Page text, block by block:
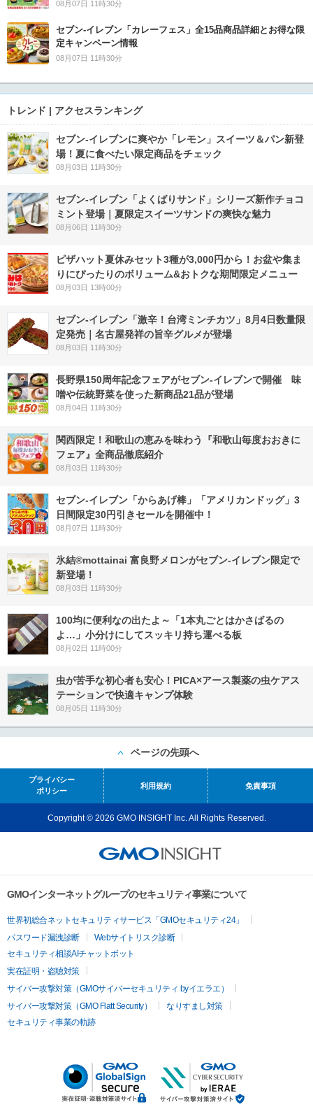
08月07日 11時30分
セブン‐イレブン「カレーフェス」全15品商品詳細とお得な限
定キャンペーン情報
08月07日 11時30分
トレンド | アクセスランキング
セブン‐イレブンに爽やか「レモン」スイーツ＆パン新登
場！夏に食べたい限定商品をチェック
08月03日 11時30分
セブン‐イレブン「よくばりサンド」シリーズ新作チョコ
ミント登場｜夏限定スイーツサンドの爽快な魅力
08月06日 11時30分
ピザハット夏休みセット3種が3,000円から！お盆や集ま
りにぴったりのボリューム&おトクな期間限定メニュー
08月03日 13時00分
セブン-イレブン「激辛！台湾ミンチカツ」8月4日数量限
定発売｜名古屋発祥の旨辛グルメが登場
08月03日 11時30分
長野県150周年記念フェアがセブン-イレブンで開催 味
噌や伝統野菜を使った新商品21品が登場
08月04日 11時30分
関西限定！和歌山の恵みを味わう『和歌山毎度おおきに
フェア』全商品徹底紹介
08月03日 11時30分
セブン‐イレブン「からあげ棒」「アメリカンドッグ」3
日間限定30円引きセールを開催中！
08月07日 11時30分
氷結®mottainai 富良野メロンがセブン‐イレブン限定で
新登場！
08月03日 11時30分
100均に便利なの出たよ～「1本丸ごとはかさばるの
よ…」小分けにしてスッキリ持ち運べる板
08月02日 11時00分
虫が苦手な初心者も安心！PICA×アース製薬の虫ケアス
テーションで快適キャンプ体験
08月05日 11時30分
ページの先頭へ
プライバシー
ポリシー
利用規約 免責事項
Copyright © 2026 GMO INSIGHT Inc. All Rights Reserved.
GMOインターネットグループのセキュリティ事業について
世界初総合ネットセキュリティサービス「GMOセキュリティ24」
パスワード漏洩診断
Webサイトリスク診断
セキュリティ相談AIチャットボット
実在証明・盗聴対策
サイバー攻撃対策（GMOサイバーセキュリティ byイエラエ）
サイバー攻撃対策（GMO Flatt Security）
なりすまし対策
セキュリティ事業の軌跡